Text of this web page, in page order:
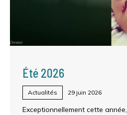
Été 2026
Actualités 29 juin 2026
Exceptionnellement cette